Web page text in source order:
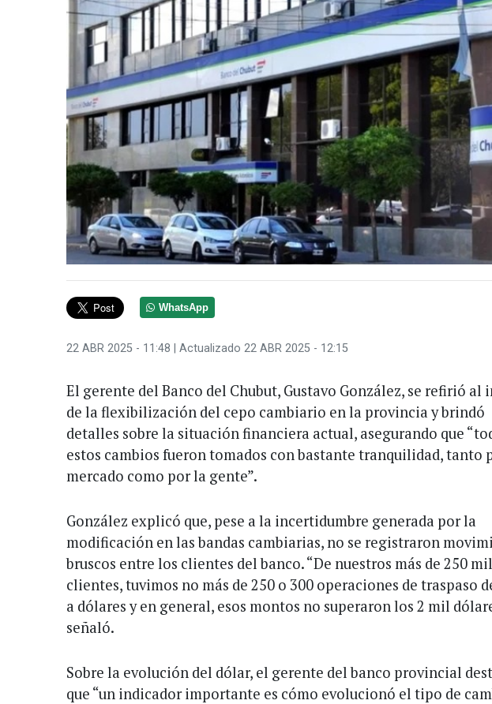
WhatsApp
22 ABR 2025 - 11:48 | Actualizado 22 ABR 2025 - 12:15
El gerente del Banco del Chubut, Gustavo González, se refirió al
de la flexibilización del cepo cambiario en la provincia y brindó
detalles sobre la situación financiera actual, asegurando que
estos cambios fueron tomados con bastante tranquilidad, tanto
mercado como por la gente”.
González explicó que, pese a la incertidumbre generada por la
modificación en las bandas cambiarias, no se registraron
bruscos entre los clientes del banco. “De nuestros más de 250 mil
clientes, tuvimos no más de 250 o 300 operaciones de traspaso
a dólares y en general, esos montos no superaron los 2 mil
señaló.
Sobre la evolución del dólar, el gerente del banco provincial
que “un indicador importante es cómo evolucionó el tipo de